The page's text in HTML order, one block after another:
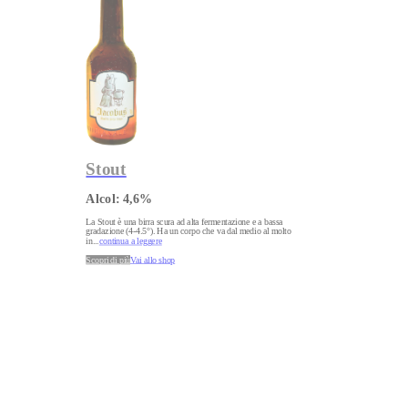
Stout
Alcol: 4,6%
La Stout è una birra scura ad alta fermentazione e a bassa
gradazione (4-4.5°). Ha un corpo che va dal medio al molto
in...continua a leggere
Scopri di piùVai allo shop